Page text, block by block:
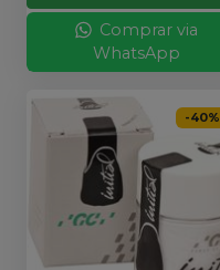
Comprar via
WhatsApp
-40%